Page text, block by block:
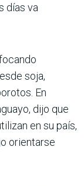
días va
soja,
En
dijo que
en su país,
orientarse